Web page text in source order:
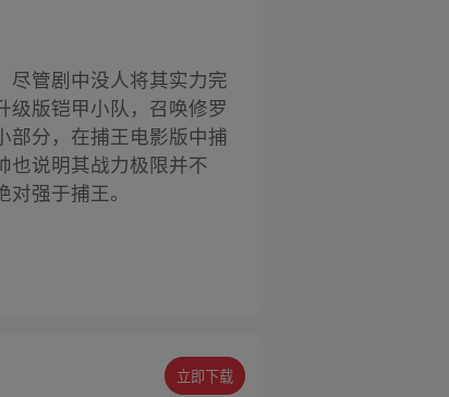
尽管剧中没人将其实力完
级版铠甲小队，召唤修罗
部分，在捕王电影版中捕
也说明其战力极限并不
强于捕王。
立即下载